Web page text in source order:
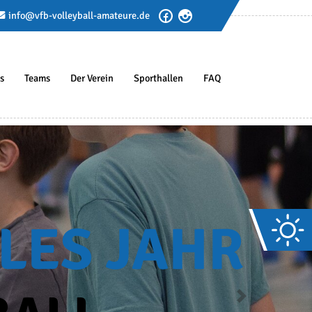
info@vfb-volleyball-amateure.de
Teams Der Verein Sporthallen FAQ
Next